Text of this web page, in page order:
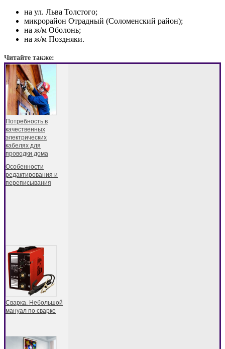
на ул. Льва Толстого;
микрорайон Отрадный (Соломенский район);
на ж/м Оболонь;
на ж/м Поздняки.
Читайте также:
Потребность в
качественных
электрических
кабелях для
проводки дома
Особенности
редактирования и
переписывания
Сварка. Небольшой
мануал по сварке